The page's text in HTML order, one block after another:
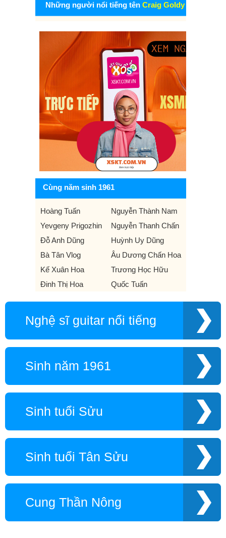
Những người nổi tiếng tên Craig Goldy
Cùng năm sinh 1961
Hoàng Tuấn
Nguyễn Thành Nam
Yevgeny Prigozhin
Nguyễn Thanh Chấn
Đỗ Anh Dũng
Huỳnh Uy Dũng
Bà Tân Vlog
Âu Dương Chấn Hoa
Kế Xuân Hoa
Trương Học Hữu
Đinh Thị Hoa
Quốc Tuấn
Nghệ sĩ guitar nổi tiếng
Sinh năm 1961
Sinh tuổi Sửu
Sinh tuổi Tân Sửu
Cung Thần Nông